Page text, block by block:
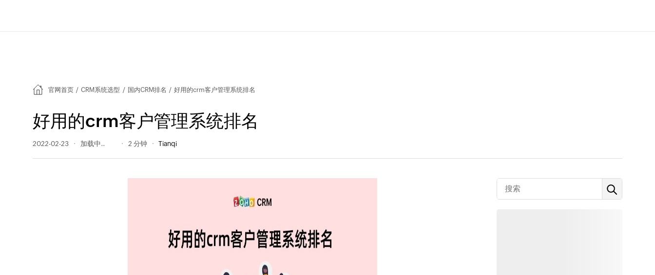
官网首页 / CRM系统选型 / 国内CRM排名 / 好用的crm客户管理系统排名
好用的crm客户管理系统排名
2022-02-23 1437 阅读量 2 分钟 Tianqi